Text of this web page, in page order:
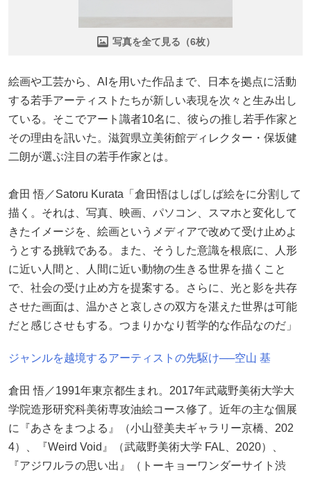
写真を全て見る（6枚）
絵画や工芸から、AIを用いた作品まで、日本を拠点に活動
する若手アーティストたちが新しい表現を次々と生み出し
ている。そこでアート識者10名に、彼らの推し若手作家と
その理由を訊いた。滋賀県立美術館ディレクター・保坂健
二朗が選ぶ注目の若手作家とは。
倉田 悟／Satoru Kurata「倉田悟はしばしば絵をに分割して
描く。それは、写真、映画、パソコン、スマホと変化して
きたイメージを、絵画というメディアで改めて受け止めよ
うとする挑戦である。また、そうした意識を根底に、人形
に近い人間と、人間に近い動物の生きる世界を描くこと
で、社会の受け止め方を提案する。さらに、光と影を共存
させた画面は、温かさと哀しさの双方を湛えた世界は可能
だと感じさせもする。つまりかなり哲学的な作品なのだ」
ジャンルを越境するアーティストの先駆け──空山 基
倉田 悟／1991年東京都生まれ。2017年武蔵野美術大学大
学院造形研究科美術専攻油絵コース修了。近年の主な個展
に『あさをまつよる』（小山登美夫ギャラリー京橋、202
4）、『Weird Void』（武蔵野美術大学 FAL、2020）、
『アジワルラの思い出』（トーキョーワンダーサイト渋